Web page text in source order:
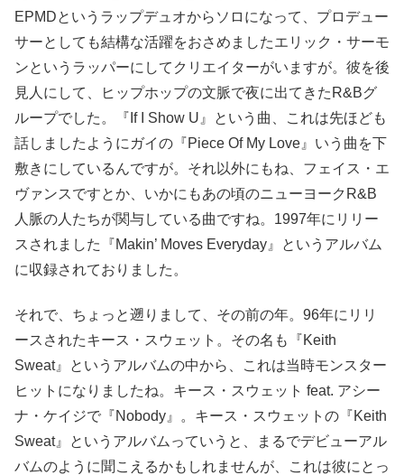
EPMDというラップデュオからソロになって、プロデュー
サーとしても結構な活躍をおさめましたエリック・サーモ
ンというラッパーにしてクリエイターがいますが。彼を後
見人にして、ヒップホップの文脈で夜に出てきたR&Bグ
ループでした。『If I Show U』という曲、これは先ほども
話しましたようにガイの『Piece Of My Love』いう曲を下
敷きにしているんですが。それ以外にもね、フェイス・エ
ヴァンスですとか、いかにもあの頃のニューヨークR&B
人脈の人たちが関与している曲ですね。1997年にリリー
スされました『Makin’ Moves Everyday』というアルバム
に収録されておりました。
それで、ちょっと遡りまして、その前の年。96年にリリ
ースされたキース・スウェット。その名も『Keith
Sweat』というアルバムの中から、これは当時モンスター
ヒットになりましたね。キース・スウェット feat. アシー
ナ・ケイジで『Nobody』。キース・スウェットの『Keith
Sweat』というアルバムっていうと、まるでデビューアル
バムのように聞こえるかもしれませんが、これは彼にとっ